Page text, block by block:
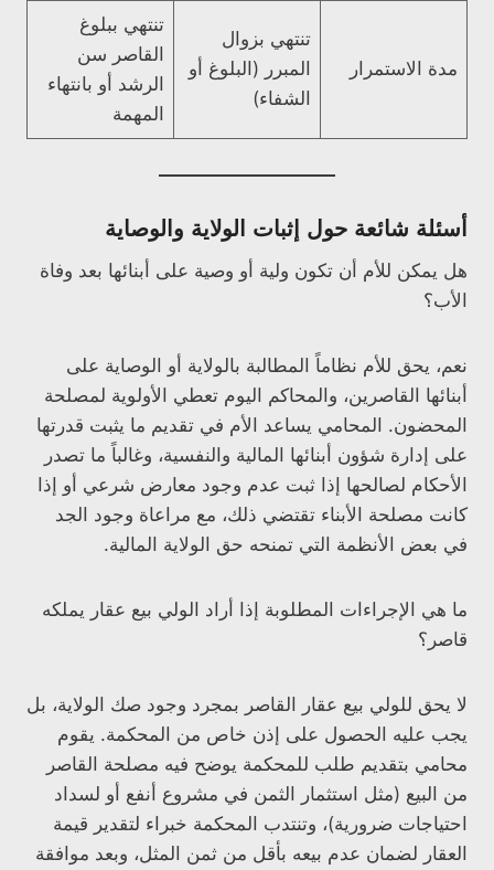
مدة الاستمرار
تنتهي بزوال
المبرر (البلوغ أو
الشفاء)
تنتهي ببلوغ
القاصر سن
الرشد أو بانتهاء
المهمة
أسئلة شائعة حول إثبات الولاية والوصاية
هل يمكن للأم أن تكون ولية أو وصية على أبنائها بعد وفاة
الأب؟
نعم، يحق للأم نظاماً المطالبة بالولاية أو الوصاية على
أبنائها القاصرين، والمحاكم اليوم تعطي الأولوية لمصلحة
المحضون. المحامي يساعد الأم في تقديم ما يثبت قدرتها
على إدارة شؤون أبنائها المالية والنفسية، وغالباً ما تصدر
الأحكام لصالحها إذا ثبت عدم وجود معارض شرعي أو إذا
كانت مصلحة الأبناء تقتضي ذلك، مع مراعاة وجود الجد
في بعض الأنظمة التي تمنحه حق الولاية المالية.
ما هي الإجراءات المطلوبة إذا أراد الولي بيع عقار يملكه
قاصر؟
لا يحق للولي بيع عقار القاصر بمجرد وجود صك الولاية، بل
يجب عليه الحصول على إذن خاص من المحكمة. يقوم
محامي بتقديم طلب للمحكمة يوضح فيه مصلحة القاصر
من البيع (مثل استثمار الثمن في مشروع أنفع أو لسداد
احتياجات ضرورية)، وتنتدب المحكمة خبراء لتقدير قيمة
العقار لضمان عدم بيعه بأقل من ثمن المثل، وبعد موافقة